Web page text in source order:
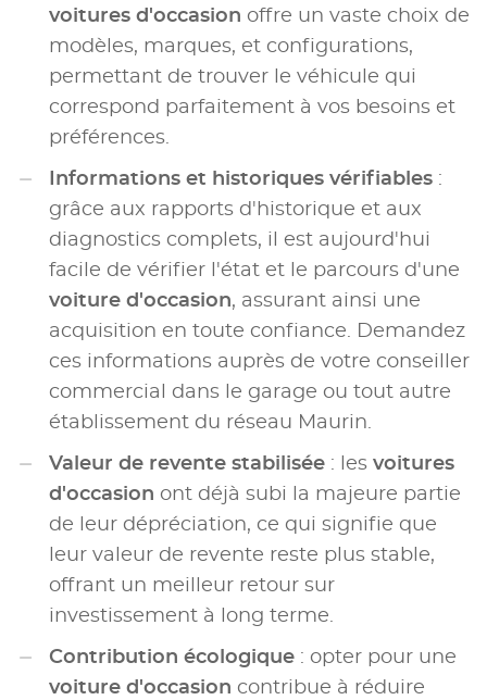
voitures d'occasion offre un vaste choix de
modèles, marques, et configurations,
permettant de trouver le véhicule qui
correspond parfaitement à vos besoins et
préférences.
Informations et historiques vérifiables :
grâce aux rapports d'historique et aux
diagnostics complets, il est aujourd'hui
facile de vérifier l'état et le parcours d'une
voiture d'occasion, assurant ainsi une
acquisition en toute confiance. Demandez
ces informations auprès de votre conseiller
commercial dans le garage ou tout autre
établissement du réseau Maurin.
Valeur de revente stabilisée : les voitures
d'occasion ont déjà subi la majeure partie
de leur dépréciation, ce qui signifie que
leur valeur de revente reste plus stable,
offrant un meilleur retour sur
investissement à long terme.
Contribution écologique : opter pour une
voiture d'occasion contribue à réduire